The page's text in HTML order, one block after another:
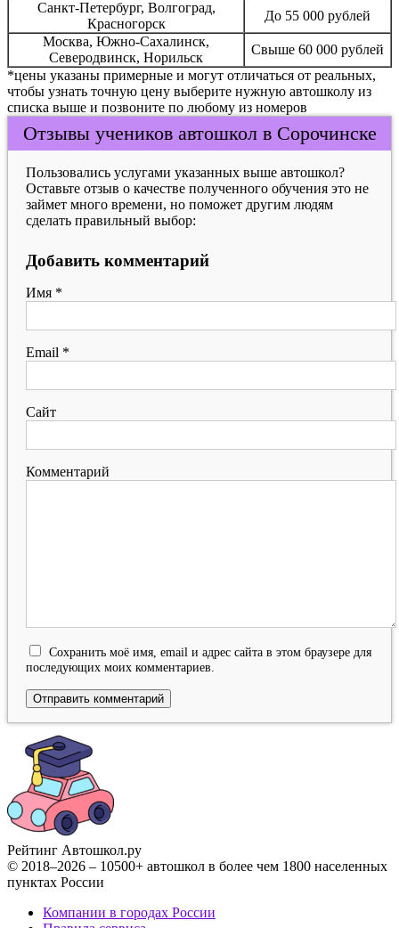
Санкт-Петербург, Волгоград,
Красногорск
До 55 000 рублей
Москва, Южно-Сахалинск,
Северодвинск, Норильск
Свыше 60 000 рублей
*цены указаны примерные и могут отличаться от реальных,
чтобы узнать точную цену выберите нужную автошколу из
списка выше и позвоните по любому из номеров
Отзывы учеников автошкол в Сорочинске
Пользовались услугами указанных выше автошкол?
Оставьте отзыв о качестве полученного обучения это не
займет много времени, но поможет другим людям
сделать правильный выбор:
Добавить комментарий
Имя *
Email *
Сайт
Комментарий
Сохранить моё имя, email и адрес сайта в этом браузере для
последующих моих комментариев.
Рейтинг Автошкол.ру
© 2018–2026 – 10500+ автошкол в более чем 1800 населенных
пунктах России
Компании в городах России